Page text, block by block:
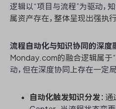
逻辑以“项目与流程”为驱动，
属资产存在，整体呈现出强执
流程自动化与知识协同的深度
Monday.com的融合逻辑属于
动，但在深度协同上存在一定局
自动化触发知识分发 ：